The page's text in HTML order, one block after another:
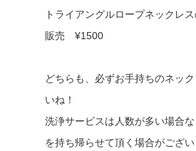
トライアングルロープネックレ
販売 ¥1500
どちらも、必ずお手持ちのネッ
いね！
洗浄サービスは人数が多い場合
を持ち帰らせて頂く場合がござ